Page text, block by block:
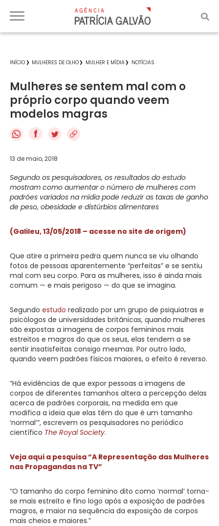
INÍCIO MULHERES DE OLHO MULHER E MÍDIA NOTÍCIAS
Mulheres se sentem mal com o
próprio corpo quando veem
modelos magras
f
13 de maio, 2018
Segundo os pesquisadores, os resultados do estudo
mostram como aumentar o número de mulheres com
padrões variados na mídia pode reduzir as taxas de ganho
de peso, obesidade e distúrbios alimentares
(Galileu, 13/05/2018 – acesse no site de origem)
Que atire a primeira pedra quem nunca se viu olhando
fotos de pessoas aparentemente “perfeitas” e se sentiu
mal com seu corpo. Para as mulheres, isso é ainda mais
comum — e mais perigoso — do que se imagina.
Segundo estudo realizado por um grupo de psiquiatras e
psicólogos de universidades britânicas, quando mulheres
são expostas a imagens de corpos femininos mais
estreitos e magros do que os seus, elas tendem a se
sentir insatisfeitas consigo mesmas. Por outro lado,
quando veem padrões físicos maiores, o efeito é reverso.
“Há evidências de que expor pessoas a imagens de
corpos de diferentes tamanhos altera a percepção delas
acerca de padrões corporais, na medida em que
modifica a ideia que elas têm do que é um tamanho
‘normal’”, escrevem os pesquisadores no periódico
científico The Royal Society.
Veja aqui a pesquisa “A Representação das Mulheres
nas Propagandas na TV”
“O tamanho do corpo feminino dito como ‘normal’ torna-
se mais estreito e fino logo após a exposição de padrões
magros, e maior na sequência da exposição de corpos
mais cheios e maiores.”